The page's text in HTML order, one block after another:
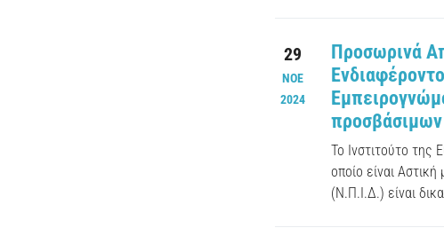
29
ΝΟΕ
2024
Προσωρινά
προσβάσιμων
Το Ινστιτούτο της
οποίο είναι
(Ν.Π.Ι.Δ.) είναι